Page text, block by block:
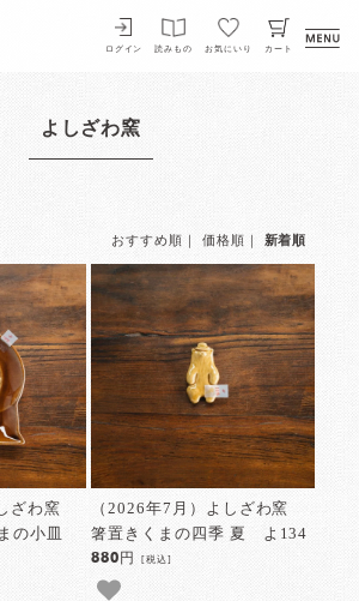
ログイン 読みもの お気にいり カート
よしざわ窯
おすすめ順 価格順 新着順
ざわ窯
まの小皿
（2026年7月）よしざわ窯
箸置きくまの四季 夏 よ134
880円 [税込]